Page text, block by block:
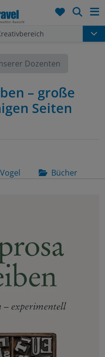
Dozenten
– große
Seiten
Bücher